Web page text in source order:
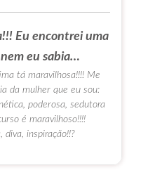
Eu encontrei uma
eu sabia…
tá maravilhosa!!!! Me
da mulher que eu sou:
poderosa, sedutora
é maravilhoso!!!!
diva, inspiração!!?